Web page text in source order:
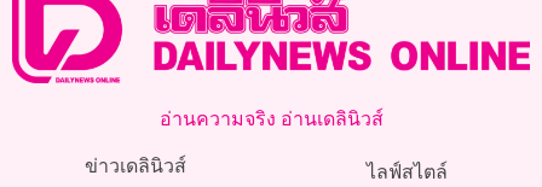
อ่านความจริง อ่านเดลินิวส์
ข่าวเดลินิวส์ ไลฟ์สไตล์